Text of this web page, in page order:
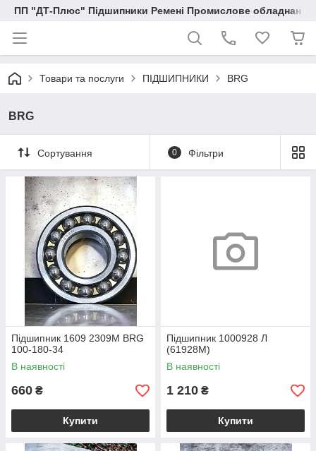
ПП "ДТ-Плюс" Підшипники Ремені Промислове обладнання
Товари та послуги ПІДШИПНИКИ BRG
BRG
Сортування 0 Фільтри
Підшипник 1609 2309M BRG
100-180-34
В наявності
660 ₴
Купити
Підшипник 1000928 Л
(61928М)
В наявності
1 210 ₴
Купити